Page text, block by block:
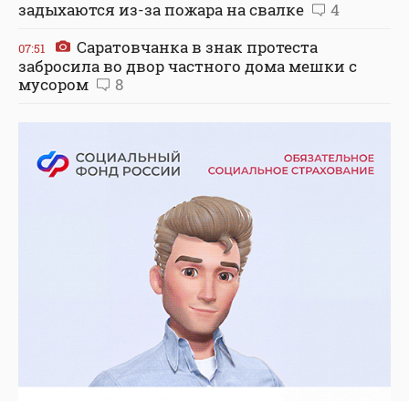
задыхаются из-за пожара на свалке
4
07:51
Саратовчанка в знак протеста
забросила во двор частного дома мешки с
мусором
8